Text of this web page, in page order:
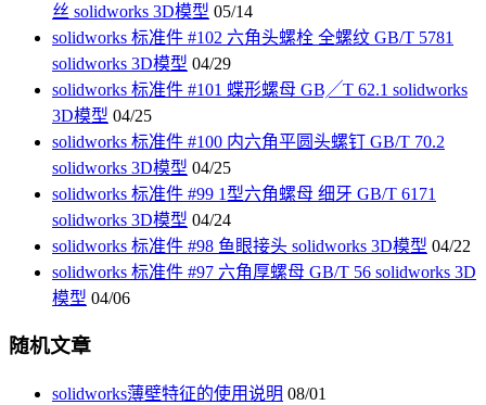
丝 solidworks 3D模型 05/14
solidworks 标准件 #102 六角头螺栓 全螺纹 GB/T 5781
solidworks 3D模型 04/29
solidworks 标准件 #101 蝶形螺母 GB╱T 62.1 solidworks
3D模型 04/25
solidworks 标准件 #100 内六角平圆头螺钉 GB/T 70.2
solidworks 3D模型 04/25
solidworks 标准件 #99 1型六角螺母 细牙 GB/T 6171
solidworks 3D模型 04/24
solidworks 标准件 #98 鱼眼接头 solidworks 3D模型 04/22
solidworks 标准件 #97 六角厚螺母 GB/T 56 solidworks 3D
模型 04/06
随机文章
solidworks薄壁特征的使用说明 08/01